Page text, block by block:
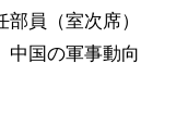
員（室次席）
中国の軍事動向